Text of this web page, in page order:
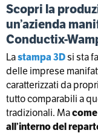
Scopri la
un’azienda
Conductix-
Lastampa 3Dsi sta
delle imprese
caratterizzati da
tutto comparabili a
tradizionali. Ma
all’interno del